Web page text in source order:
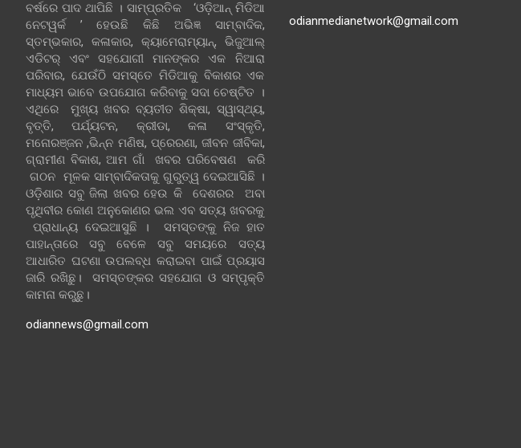
ବର୍ଷରେ ପାଦ ଥାପିଛି । ସାମ୍ପ୍ରତିକ ‘ଓଡ଼ିଆନ୍‍ ମିଡିଆ
ନେଟୱର୍କ ’ ହେଉଛି କିଛି ଅଭିଜ୍ଞ ସାମ୍ବାଦିକ,
ସ୍ତମ୍ଭକାର, କଳାକାର, କ୍ୟାମେରାମ୍ୟାନ୍, ଭିଜୁଆଲ୍
ଏଡିଟର୍ ଏବଂ ସହଯୋଗୀ ମାନଙ୍କର ଏକ ନିଆରା
ପରିବାର, ଯେଉଁଠି ସମସ୍ତେ ମିଡିଆକୁ ବିକାଶର ଏକ
ମାଧ୍ୟମ ଭାବେ ଉପଯୋଗ କରିବାକୁ ସଦା ଚେଷ୍ଟିତ ।
ଏଥିରେ ମୁଖ୍ୟ ଖବର ବ୍ୟତୀତ ଶିକ୍ଷା, ସ୍ୱାସ୍ଥ୍ୟ,
ବୃତ୍ତି, ପର୍ଯ୍ୟଟନ, କ୍ରୀଡା, କଳା ସଂସ୍କୃତି,
ମନୋରଞ୍ଜନ ,ଭିନ୍ନ ମଣିଷ, ପ୍ରେରଣା, ଜୀବନ ଜୀବିକା,
ଗ୍ରାମୀଣ ବିକାଶ, ଆମ ଗାଁ ଖବର ପରିବେଷଣ କରି
ଗଠନ ମୂଳକ ସାମ୍ବାଦିକତାକୁ ଗୁରୁତ୍ୱ ଦେଇଆସିଛି ।
ଓଡ଼ିଶାର ସବୁ ଜିଲା ଖବର ହେଉ କି ଦେଶରର ଅବା
ପୃଥିବୀର କୋଣ ଅନୁକୋଣର ଭଲ ଏବ ସତ୍ୟ ଖବରକୁ
ପ୍ରାଧାନ୍ୟ ଦେଇଆସୁଛି । ସମସ୍ତଙ୍କୁ ନିଜ ହାତ
ପାହାନ୍ତାରେ ସବୁ ବେଳେ ସବୁ ସମୟରେ ସତ୍ୟ
ଆଧାରିତ ଘଟଣା ଉପଲବ୍ଧ କରାଇବା ପାଇଁ ପ୍ରୟାସ
ଜାରି ରଖିଛୁ। ସମସ୍ତଙ୍କର ସହଯୋଗ ଓ ସମ୍ପୃକ୍ତି
କାମନା କରୁଛୁ।
odiannews@gmail.com
odianmedianetwork@gmail.com